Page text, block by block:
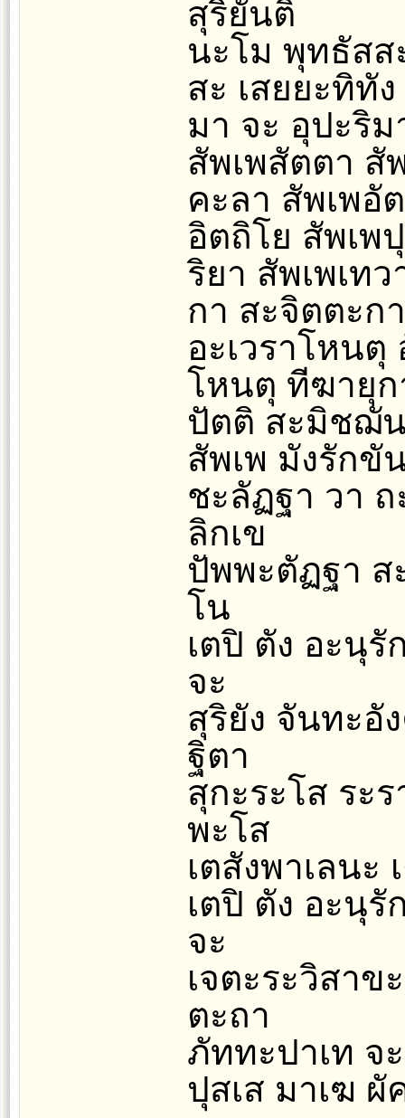
สุริยันติ
นะโม พุทธัสส
สะ เสยยะทิทั
มา จะ อุปะริ
สัพเพสัตตา สั
คะลา สัพเพอั
อิตถิโย สัพเพ
ริยา สัพเพเท
กา สะจิตตะก
อะเวราโหน
โหนตุ ทีฆายุก
ปัตติ สะมิชฌั
สัพเพ มังรักขั
ชะลัฏฐา วา
ลิกเข
ปัพพะตัฏฐา ส
โน
เตปิ ตัง อะนุรั
จะ
สุริยัง จันทะอั
ฐิตา
สุกะระโส ระ
พะโส
เตสังพาเลนะ
เตปิ ตัง อะนุรั
จะ
เจตะระวิสาข
ตะถา
ภัททะปาเท จ
ปุสเส มาเฆ